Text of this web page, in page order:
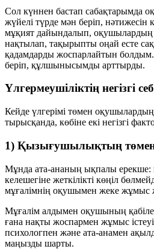
Сол күннен бастап сабақтарымда
жүйелі түрде мән беріп, нәтижесін
мұқият дайындалып, оқушылардың
нақтылап, тақырыпты оңай есте
қадамдарды жоспарлайтын
беріп, құлшынысымды арттырды.
Үлгермеушіліктің негізгі
Кейде үлгерімі төмен оқушылардың
тырысқанда, көбіне екі негізгі
1) Қызығушылықтың
Мұнда ата-ананың ықпалы ерекше:
келешегіне жеткілікті көңіл
мұғалімнің оқушымен жеке жұмыс
Мұғалім алдымен оқушының
ғана нақты жоспармен жұмыс
психологпен және ата-анамен
маңызды шарты.